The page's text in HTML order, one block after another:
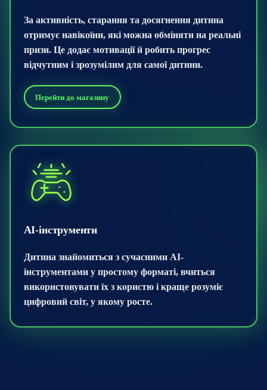
За активність, старання та досягнення дитина
отримує навікоїни, які можна обміняти на реальні
призи. Це додає мотивації й робить прогрес
відчутним і зрозумілим для самої дитини.
Перейти до магазину
AI-інструменти
Дитина знайомиться з сучасними AI-
інструментами у простому форматі, вчиться
використовувати їх з користю і краще розуміє
цифровий світ, у якому росте.